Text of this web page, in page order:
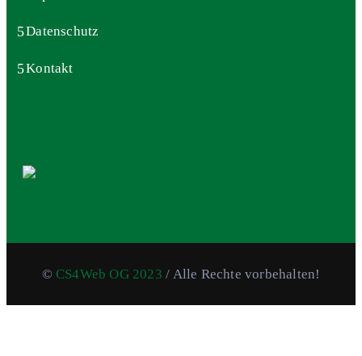
Datenschutz
Kontakt
©CS4Web OG 2023 / Alle Rechte vorbehalten!